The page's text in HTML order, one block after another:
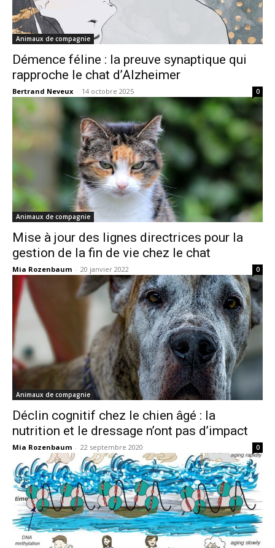
Animaux de compagnie
Démence féline : la preuve synaptique qui
rapproche le chat d’Alzheimer
Bertrand Neveux - 14 octobre 2025 0
Animaux de compagnie
Mise à jour des lignes directrices pour la
gestion de la fin de vie chez le chat
Mia Rozenbaum - 20 janvier 2022 0
Animaux de compagnie
Déclin cognitif chez le chien âgé : la
nutrition et le dressage n’ont pas d’impact
Mia Rozenbaum - 22 septembre 2020 0